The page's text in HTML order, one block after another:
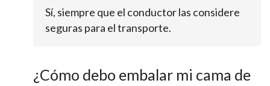
Sí, siempre que el conductor las considere
seguras para el transporte.
¿Cómo debo embalar mi cama de